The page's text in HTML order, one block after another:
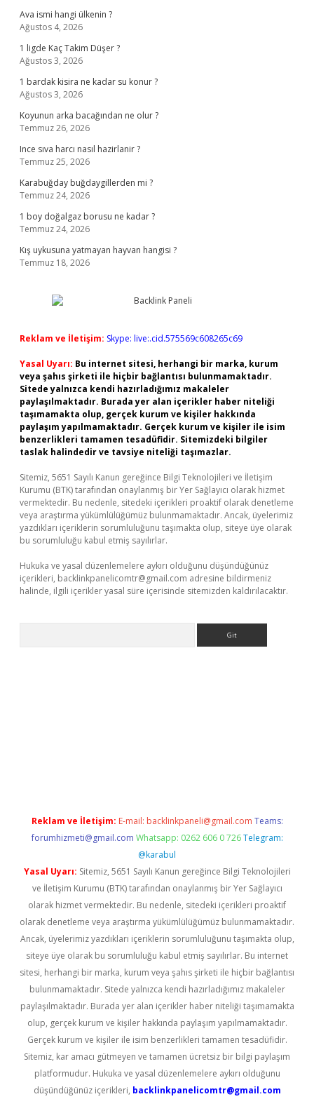
Ava ismi hangi ülkenin ?
Ağustos 4, 2026
1 ligde Kaç Takim Düşer ?
Ağustos 3, 2026
1 bardak kisira ne kadar su konur ?
Ağustos 3, 2026
Koyunun arka bacağından ne olur ?
Temmuz 26, 2026
Ince sıva harcı nasıl hazirlanir ?
Temmuz 25, 2026
Karabuğday buğdaygillerden mi ?
Temmuz 24, 2026
1 boy doğalgaz borusu ne kadar ?
Temmuz 24, 2026
Kış uykusuna yatmayan hayvan hangisi ?
Temmuz 18, 2026
Reklam ve İletişim: Skype: live:.cid.575569c608265c69
Yasal Uyarı: Bu internet sitesi, herhangi bir marka, kurum
veya şahıs şirketi ile hiçbir bağlantısı bulunmamaktadır.
Sitede yalnızca kendi hazırladığımız makaleler
paylaşılmaktadır. Burada yer alan içerikler haber niteliği
taşımamakta olup, gerçek kurum ve kişiler hakkında
paylaşım yapılmamaktadır. Gerçek kurum ve kişiler ile isim
benzerlikleri tamamen tesadüfidir. Sitemizdeki bilgiler
taslak halindedir ve tavsiye niteliği taşımazlar.
Sitemiz, 5651 Sayılı Kanun gereğince Bilgi Teknolojileri ve İletişim
Kurumu (BTK) tarafından onaylanmış bir Yer Sağlayıcı olarak hizmet
vermektedir. Bu nedenle, sitedeki içerikleri proaktif olarak denetleme
veya araştırma yükümlülüğümüz bulunmamaktadır. Ancak, üyelerimiz
yazdıkları içeriklerin sorumluluğunu taşımakta olup, siteye üye olarak
bu sorumluluğu kabul etmiş sayılırlar.
Hukuka ve yasal düzenlemelere aykırı olduğunu düşündüğünüz
içerikleri, backlinkpanelicomtr@gmail.com adresine bildirmeniz
halinde, ilgili içerikler yasal süre içerisinde sitemizden kaldırılacaktır.
Reklam ve İletişim: E-mail: backlinkpaneli@gmail.com Teams:
forumhizmeti@gmail.com Whatsapp: 0262 606 0 726 Telegram:
@karabul
Yasal Uyarı: Sitemiz, 5651 Sayılı Kanun gereğince Bilgi Teknolojileri
ve İletişim Kurumu (BTK) tarafından onaylanmış bir Yer Sağlayıcı
olarak hizmet vermektedir. Bu nedenle, sitedeki içerikleri proaktif
olarak denetleme veya araştırma yükümlülüğümüz bulunmamaktadır.
Ancak, üyelerimiz yazdıkları içeriklerin sorumluluğunu taşımakta olup,
siteye üye olarak bu sorumluluğu kabul etmiş sayılırlar. Bu internet
sitesi, herhangi bir marka, kurum veya şahıs şirketi ile hiçbir bağlantısı
bulunmamaktadır. Sitede yalnızca kendi hazırladığımız makaleler
paylaşılmaktadır. Burada yer alan içerikler haber niteliği taşımamakta
olup, gerçek kurum ve kişiler hakkında paylaşım yapılmamaktadır.
Gerçek kurum ve kişiler ile isim benzerlikleri tamamen tesadüfidir.
Sitemiz, kar amacı gütmeyen ve tamamen ücretsiz bir bilgi paylaşım
platformudur. Hukuka ve yasal düzenlemelere aykırı olduğunu
düşündüğünüz içerikleri, backlinkpanelicomtr@gmail.com